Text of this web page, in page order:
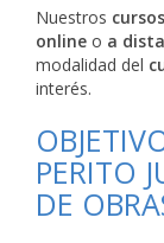
Nuestros
online o a
modalidad del
interés.
PERITO
DE